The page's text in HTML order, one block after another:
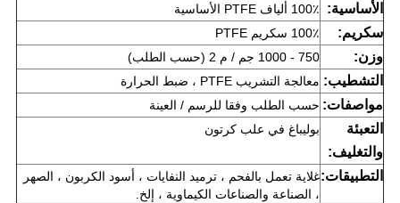
الأساسية: 100٪ ألياف PTFE الأساسية
سكريم: 100٪ سكريم PTFE
وزن: 750 - 1000 جم / م 2 (حسب الطلب)
التشطيب: معالجة التشريب PTFE ، ضبط الحرارة
مواصفات: حسب الطلب وفقا للرسم / العينة
التعبئة
والتغليف:
بوليباغ في علب كرتون
التطبيقات:غلاية تعمل بالفحم ، ترميد النفايات ، أسود الكربون ، الصهر
، الصناعة والصناعات الكيماوية ، إلخ.